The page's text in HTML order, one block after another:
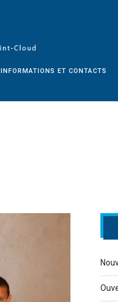
INFORMATIONS ET CONTACTS